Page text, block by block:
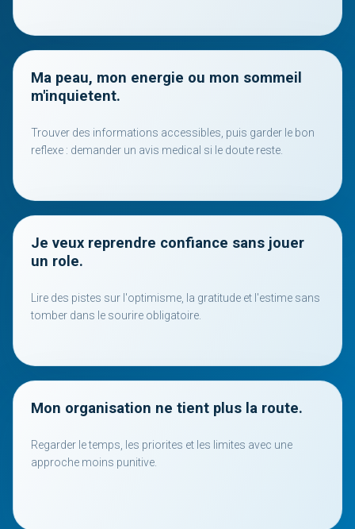
Ma peau, mon energie ou mon sommeil
m'inquietent.
Trouver des informations accessibles, puis garder le bon
reflexe : demander un avis medical si le doute reste.
Je veux reprendre confiance sans jouer
un role.
Lire des pistes sur l'optimisme, la gratitude et l'estime sans
tomber dans le sourire obligatoire.
Mon organisation ne tient plus la route.
Regarder le temps, les priorites et les limites avec une
approche moins punitive.